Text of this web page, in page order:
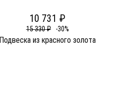
10 731 ₽
15 330 ₽ -30%
Подвеска из красного золота